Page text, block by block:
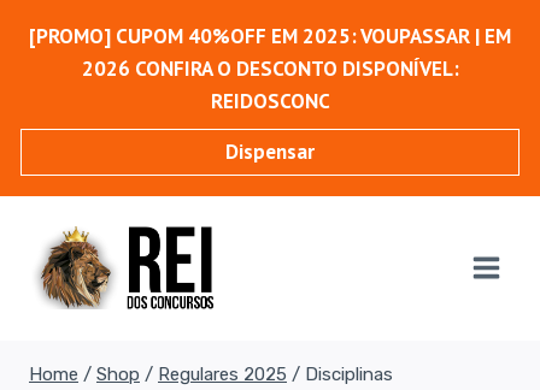
para[PROMO] CUPOM 40%OFF EM 2025: VOUPASSAR | EM
2026 CONFIRA O DESCONTO DISPONÍVEL:
REIDOSCONC
Dispensar
Home / Shop / Regulares 2025 / Disciplinas